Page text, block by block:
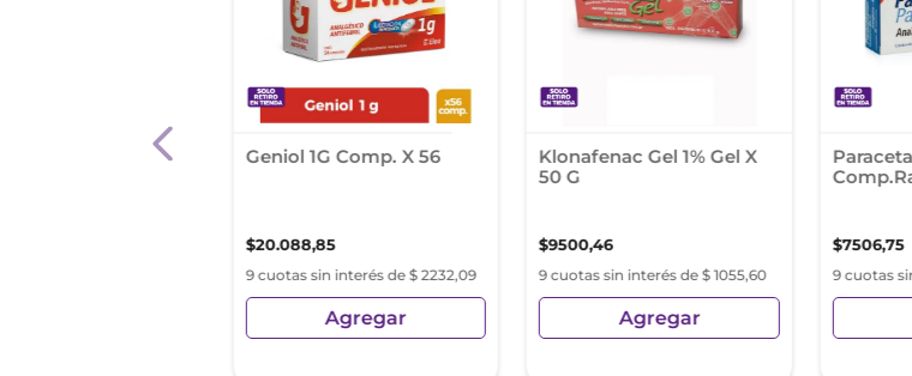
Geniol 1G Comp. X 56
$20.088,85
9 cuotas sin interés de $ 2232,09
Agregar
Klonafenac Gel 1% Gel X
50 G
$9500,46
9 cuotas sin interés de $ 1055,60
Agregar
$7506,75
9 cuotas